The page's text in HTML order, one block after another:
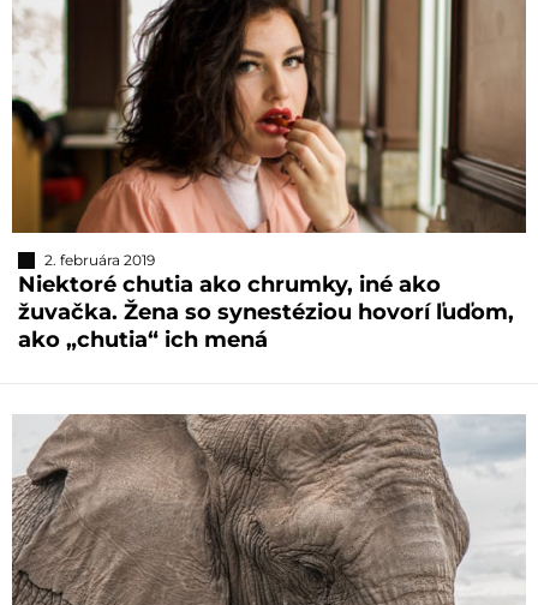
2. februára 2019
Niektoré chutia ako chrumky, iné ako
žuvačka. Žena so synestéziou hovorí ľuďom,
ako „chutia“ ich mená